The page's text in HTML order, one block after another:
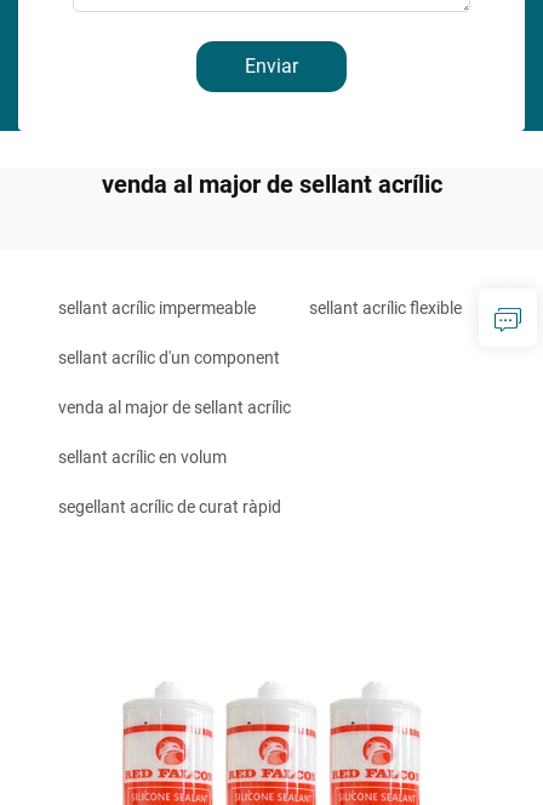
Enviar
venda al major de sellant acrílic
sellant acrílic impermeable sellant acrílic flexible
sellant acrílic d'un component
venda al major de sellant acrílic
sellant acrílic en volum
segellant acrílic de curat ràpid